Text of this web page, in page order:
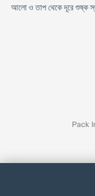
আলো ও তাপ থেকে দূরে শুষ্ক
Pack